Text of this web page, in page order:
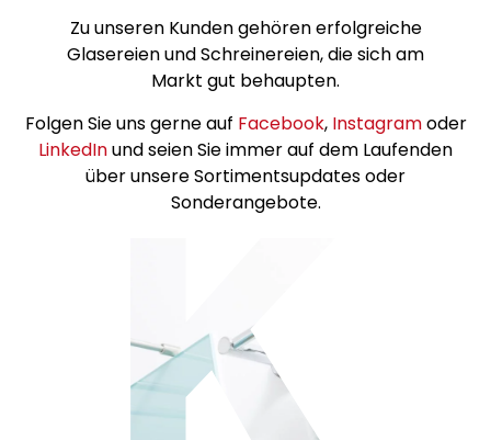
Zu unseren Kunden gehören erfolgreiche
Glasereien und Schreinereien, die sich am
Markt gut behaupten.
Folgen Sie uns gerne auf Facebook, Instagramoder
LinkedInund seien Sie immer auf dem Laufenden
über unsere Sortimentsupdates oder
Sonderangebote.